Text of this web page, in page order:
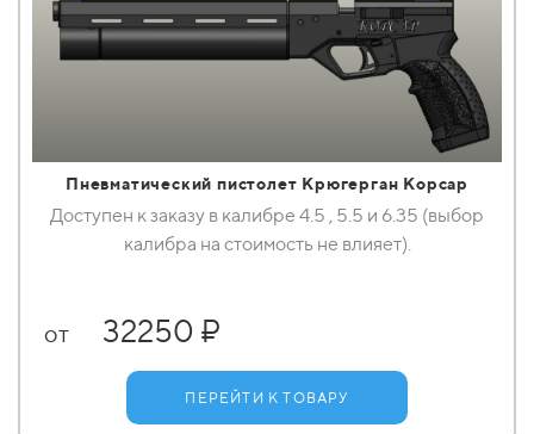
Пневматический пистолет Крюгерган Корсар
Доступен к заказу в калибре 4.5 , 5.5 и 6.35 (выбор
калибра на стоимость не влияет).
от 32250 ₽
ПЕРЕЙТИ К ТОВАРУ